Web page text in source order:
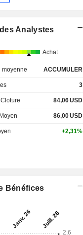
Analystes
Achat
moyenne ACCUMULER
3
84,06USD
86,00USD
+2,31%
Bénéfices